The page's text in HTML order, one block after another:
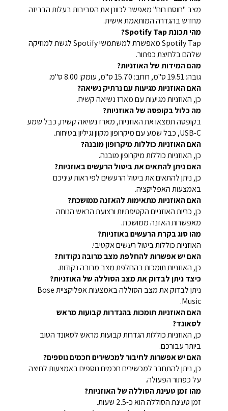
מצב "חוסם רוח" מאפשר לכוונן את הסביבות בעלות הבריזה
מחדש בהגדרה המותאמת אישית.
מהי תכונת Spotify Tap?
Spotify Tap מאפשרת למשתמשי Spotify לגשת למוזיקה
שלהם בלחיצת כפתור.
מהם המידות של האוזניות?
גובה: 19.51 ס"מ, רוחב: 15.70 ס"מ, עומק: 8.00 ס"מ.
האם האוזניות מגיעות עם נרתיק נשיאה?
כן, האוזניות מגיעות עם מארז נשיאה קשיח.
מה כלול בקופסה של האוזניות?
בקופסה תמצאו את האוזניות, מארז נשיאה קשיח, כבל שמע
USB-C, כבל שמע עם מיקרופון מקוון וגיליון בטיחות.
האם האוזניות כוללות מיקרופון מובנה?
כן, האוזניות כוללות מיקרופון מובנה.
האם ניתן להתאים את ביטול הרעשים באוזניות?
כן, ניתן להתאים את ביטול הרעשים לפי ראות עיניכם
באמצעות האפליקציה.
האם האוזניות מתאימות להאזנה ממושכת?
כן, כריות האוזניים הקטיפתיות ורצועת הראש הנוחה
מאפשרות האזנה ממושכת.
מהו סוג בקרת הרעשים באוזניות?
האוזניות כוללות ביטול רעשים אקטיבי.
האם יש אפשרות להחלפת מצב מרובה נקודות?
כן, האוזניות תומכות בהחלפת מצב מרובה נקודות.
כיצד ניתן לבדוק את מצב הסוללה של האוזניות?
ניתן לבדוק את מצב הסוללה באמצעות אפליקציית Bose
Music.
האם האוזניות תומכות בהגדרות קבועות מראש
לסאונד?
כן, האוזניות כוללות הגדרות קבועות מראש לסאונד הטוב
ביותר עבורכם.
האם יש אפשרות לחיבור למכשירים חכמים נוספים?
כן, ניתן להתחבר למכשירים חכמים נוספים באמצעות לחיצה
על כפתור הפעולה.
מהו זמן טעינת הסוללה של האוזניות?
זמן טעינת הסוללה הוא כ-2.5 שעות.